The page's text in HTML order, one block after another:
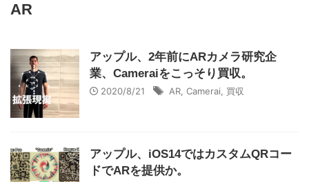
AR
アップル、2年前にARカメラ研究企
業、Cameraiをこっそり買収。
2020/8/21 AR Camerai 買収
アップル、iOS14ではカスタムQRコー
ドでARを提供か。